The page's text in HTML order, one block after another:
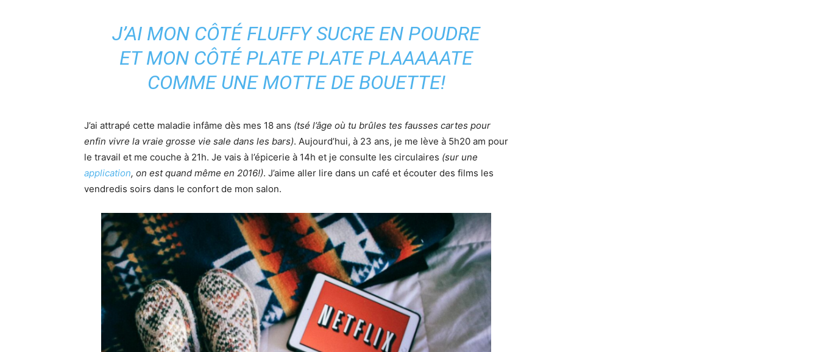
J’AI MON CÔTÉ FLUFFY SUCRE EN POUDRE
ET MON CÔTÉ PLATE PLATE PLAAAAATE
COMME UNE MOTTE DE BOUETTE!
J’ai attrapé cette maladie infâme dès mes 18 ans (tsé l’âge où tu brûles tes fausses cartes pour
enfin vivre la vraie grosse vie sale dans les bars). Aujourd’hui, à 23 ans, je me lève à 5h20 am pour
le travail et me couche à 21h. Je vais à l’épicerie à 14h et je consulte les circulaires (sur une
application, on est quand même en 2016!). J’aime aller lire dans un café et écouter des films les
vendredis soirs dans le confort de mon salon.